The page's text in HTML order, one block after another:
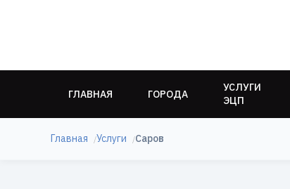
ГЛАВНАЯ ГОРОДА
УСЛУГИ
ЭЦП
Главная Услуги Саров